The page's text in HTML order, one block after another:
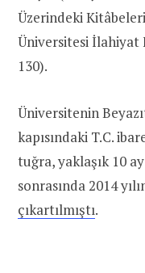
Üzerindeki
Üniversitesi İlahiyat
130).
Üniversitenin
kapısındaki T.C.
tuğra, yaklaşık 10
sonrasında 2014
çıkartılmıştı.